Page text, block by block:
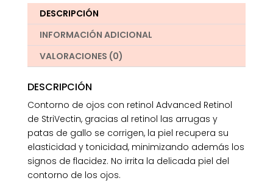
DESCRIPCIÓN
INFORMACIÓN ADICIONAL
VALORACIONES (0)
DESCRIPCIÓN
Contorno de ojos con retinol Advanced Retinol
de StriVectin, gracias al retinol las arrugas y
patas de gallo se corrigen, la piel recupera su
elasticidad y tonicidad, minimizando además los
signos de flacidez. No irrita la delicada piel del
contorno de los ojos.